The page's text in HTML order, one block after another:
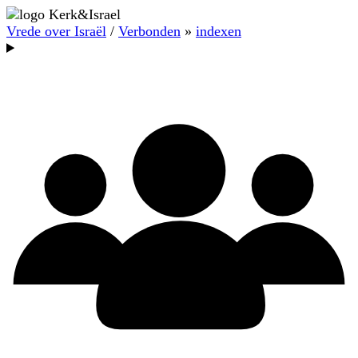
Vrede over Israël / Verbonden » indexen